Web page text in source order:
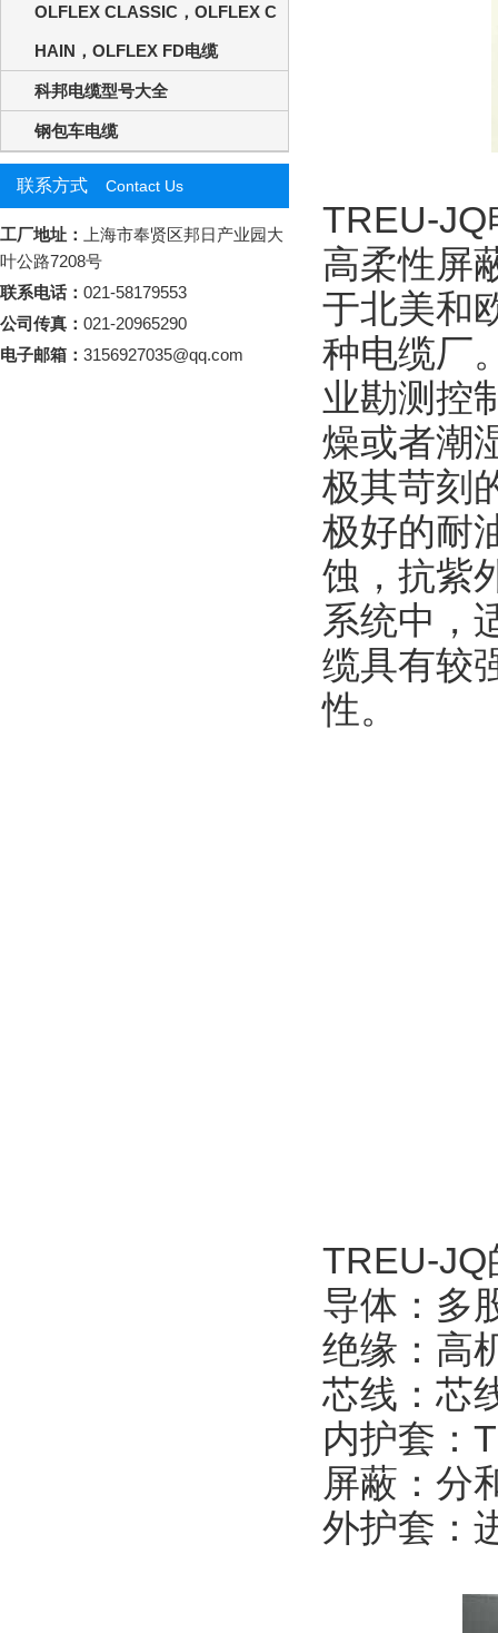
OLFLEX CLASSIC，OLFLEX C
HAIN，OLFLEX FD电缆
科邦电缆型号大全
钢包车电缆
联系方式 Contact Us
工厂地址：
上海市奉贤区邦日产业园大
叶公路7208号
联系电话： 021-58179553
公司传真： 021-20965290
电子邮箱： 3156927035@qq.com
TREU-JQ
高柔性屏
于北美和
种电缆厂
业勘测控
燥或者潮
极其苛刻
极好的耐
蚀，抗紫
系统中，
缆具有较
性。
TREU-JQ
导体：多
绝缘：高
芯线：芯
内护套：
屏蔽：分
外护套：